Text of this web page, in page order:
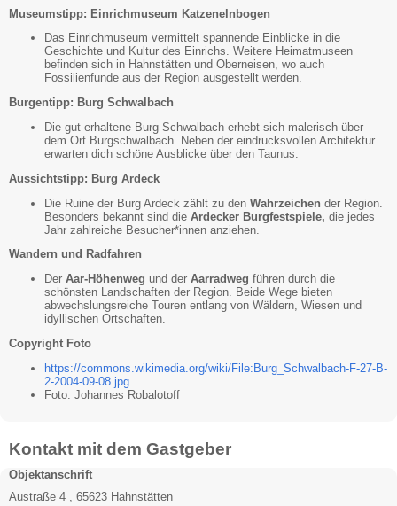
Museumstipp: Einrichmuseum Katzenelnbogen
Das Einrichmuseum vermittelt spannende Einblicke in die
Geschichte und Kultur des Einrichs. Weitere Heimatmuseen
befinden sich in Hahnstätten und Oberneisen, wo auch
Fossilienfunde aus der Region ausgestellt werden.
Burgentipp: Burg Schwalbach
Die gut erhaltene Burg Schwalbach erhebt sich malerisch über
dem Ort Burgschwalbach. Neben der eindrucksvollen Architektur
erwarten dich schöne Ausblicke über den Taunus.
Aussichtstipp: Burg Ardeck
Die Ruine der Burg Ardeck zählt zu den Wahrzeichen der Region.
Besonders bekannt sind die Ardecker Burgfestspiele, die jedes
Jahr zahlreiche Besucher*innen anziehen.
Wandern und Radfahren
Der Aar-Höhenweg und der Aarradweg führen durch die
schönsten Landschaften der Region. Beide Wege bieten
abwechslungsreiche Touren entlang von Wäldern, Wiesen und
idyllischen Ortschaften.
Copyright Foto
https://commons.wikimedia.org/wiki/File:Burg_Schwalbach-F-27-B-
2-2004-09-08.jpg
Foto: Johannes Robalotoff
Kontakt mit dem Gastgeber
Objektanschrift
Austraße 4 , 65623 Hahnstätten